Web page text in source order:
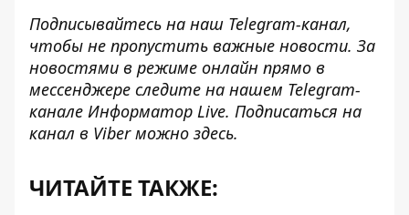
Подписывайтесь на наш Telegram-канал,
чтобы не пропустить важные новости. За
новостями в режиме онлайн прямо в
мессенджере следите на нашем Telegram-
канале Информатор Live. Подписаться на
канал в Viber можно здесь.
ЧИТАЙТЕ ТАКЖЕ: